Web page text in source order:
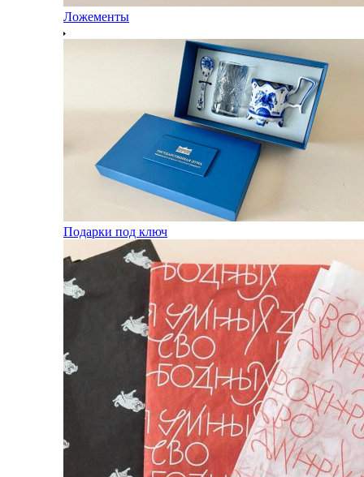
Ложементы
Подарки под ключ